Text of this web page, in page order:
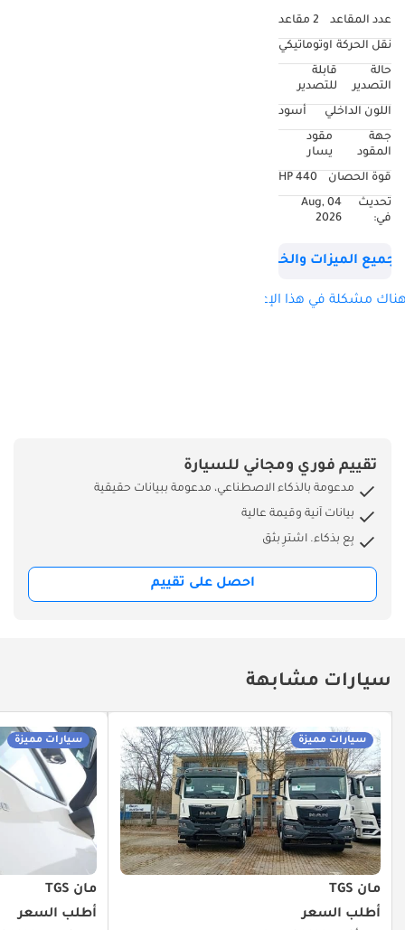
عدد المقاعد
2 مقاعد
نقل الحركة اوتوماتيكي
حالة
التصدير
قابلة
للتصدير
اللون الداخلي
أسود
جهة
المقود
مقود
يسار
قوة الحصان
440 HP
تحديث
في:
04 Aug,
2026
جميع الميزات والخصائص
مشكلة في هذا الإعلان؟
تقييم فوري ومجاني للسيارة
مدعومة بالذكاء الاصطناعي، مدعومة ببيانات حقيقية
بيانات آنية وقيمة عالية
بِع بذكاء. اشترِ بثق
احصل على تقييم
سيارات مشابهة
سيارات مميزة
مان TGS
أطلب السعر
سيارات مميزة
مان TGS
أطلب السعر